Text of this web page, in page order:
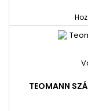
TEOMANN